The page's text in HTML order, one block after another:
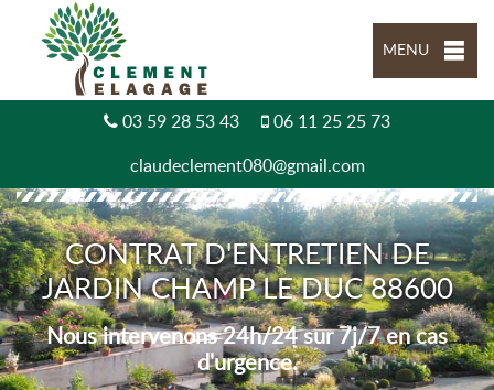
MENU
03 59 28 53 43 06 11 25 25 73
claudeclement080@gmail.com
CONTRAT D'ENTRETIEN DE
JARDIN CHAMP LE DUC 88600
Nous intervenons 24h/24 sur 7j/7 en cas
d'urgence.